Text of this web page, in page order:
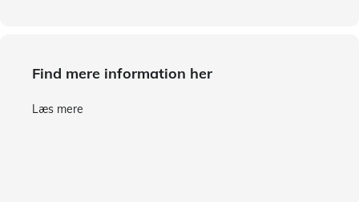
Find mere information her
Læs mere